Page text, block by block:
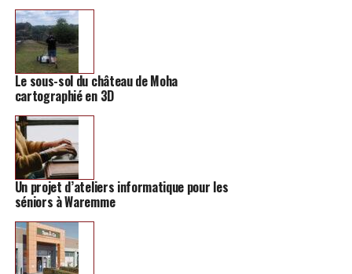
La toiletteuse a ouvert tout récemment son salon et
tout est presque au point. «
que j’ai commencé. Je fais les petits chiens, les chats à
domicile, les cobayes ou encore les lapins. Mais je dois
encore faire de grands travaux afin de mettre une
baignoire et d’accueillir de grands chiens. Je voudrais
vraiment terminer le salon parce que, actuellement, c’est
juste une pièce dans ma maison
Le sous-sol du château de Moha
cartographié en 3D
Un projet d’ateliers informatique pour les
séniors à Waremme